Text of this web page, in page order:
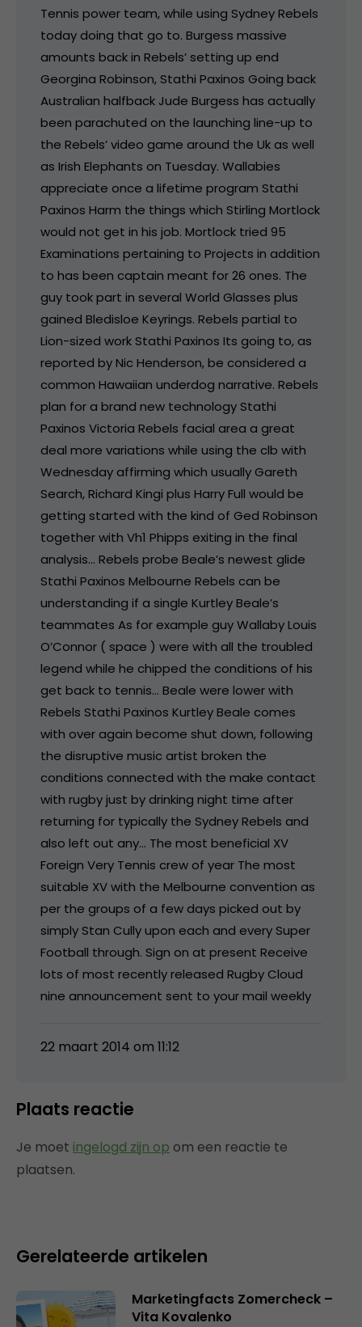
Tennis power team, while using Sydney Rebels
today doing that go to. Burgess massive
amounts back in Rebels’ setting up end
Georgina Robinson, Stathi Paxinos Going back
Australian halfback Jude Burgess has actually
been parachuted on the launching line-up to
the Rebels’ video game around the Uk as well
as Irish Elephants on Tuesday. Wallabies
appreciate once a lifetime program Stathi
Paxinos Harm the things which Stirling Mortlock
would not get in his job. Mortlock tried 95
Examinations pertaining to Projects in addition
to has been captain meant for 26 ones. The
guy took part in several World Glasses plus
gained Bledisloe Keyrings. Rebels partial to
Lion-sized work Stathi Paxinos Its going to, as
reported by Nic Henderson, be considered a
common Hawaiian underdog narrative. Rebels
plan for a brand new technology Stathi
Paxinos Victoria Rebels facial area a great
deal more variations while using the clb with
Wednesday affirming which usually Gareth
Search, Richard Kingi plus Harry Full would be
getting started with the kind of Ged Robinson
together with Vh1 Phipps exiting in the final
analysis… Rebels probe Beale’s newest glide
Stathi Paxinos Melbourne Rebels can be
understanding if a single Kurtley Beale’s
teammates As for example guy Wallaby Louis
O’Connor ( space ) were with all the troubled
legend while he chipped the conditions of his
get back to tennis… Beale were lower with
Rebels Stathi Paxinos Kurtley Beale comes
with over again become shut down, following
the disruptive music artist broken the
conditions connected with the make contact
with rugby just by drinking night time after
returning for typically the Sydney Rebels and
also left out any… The most beneficial XV
Foreign Very Tennis crew of year The most
suitable XV with the Melbourne convention as
per the groups of a few days picked out by
simply Stan Cully upon each and every Super
Football through. Sign on at present Receive
lots of most recently released Rugby Cloud
nine announcement sent to your mail weekly
22 maart 2014 om 11:12
Plaats reactie
Je moet ingelogd zijn op om een reactie te
plaatsen.
Gerelateerde artikelen
Marketingfacts Zomercheck –
Vita Kovalenko